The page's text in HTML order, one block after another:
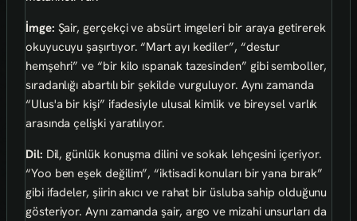
İmge: Şair, gerçekçi ve absürt imgeleri bir araya getirerek
okuyucuyu şaşırtıyor. “Mart ayı kediler”, “destur
hemşehri” ve “bir kilo ıspanak tazesinden” gibi semboller,
sıradanlığı abartılı bir şekilde vurguluyor. Aynı zamanda
“Ulus'a bir kişi” ifadesiyle ulusal kimlik ve bireysel varlık
arasında çelişki yaratılıyor.
Dil: Dil, günlük konuşma dilini ve sokak lehçesini içeriyor.
“Yoo ben eşek değilim”, “iktisadi konuları bir yana bırak”
gibi ifadeler, şiirin akıcı ve rahat bir üsluba sahip olduğunu
gösteriyor. Aynı zamanda şair, argo ve mizahi unsurları da